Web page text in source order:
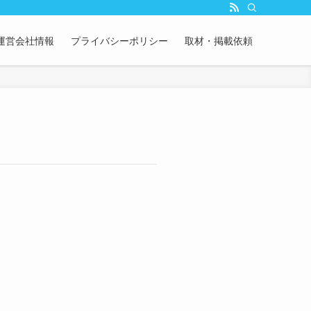
営会社情報 プライバシーポリシー 取材・掲載依頼